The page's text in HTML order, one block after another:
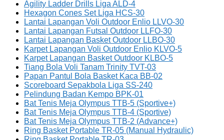
Agility Ladder Drills Liga ALD-4
Hexagon Cones Set Liga HCS-30
Lantai Lapangan Voli Outdoor Enlio LLVO-30
Lantai Lapangan Futsal Outdoor LLFO-30
Lantai Lapangan Basket Outdoor LLBO-30
Karpet Lapangan Voli Outdoor Enlio KLVO-5
Karpet Lapangan Basket Outdoor KLBO-5
Tiang Bola Voli Tanam Trinity TVT-03
Papan Pantul Bola Basket Kaca BB-02
Scoreboard Sepakbola Liga SS-240
Pelindung Badan Kempo BPK-01
Bat Tenis Meja Olympus TTB-5 (Sportive+)
Bat Tenis Meja Olympus TTB-4 (Sportive)
Bat Tenis Meja Olympus TTB-2 (Advance+)
Ring Basket Portable TR-05 (Manual Hydraulic)